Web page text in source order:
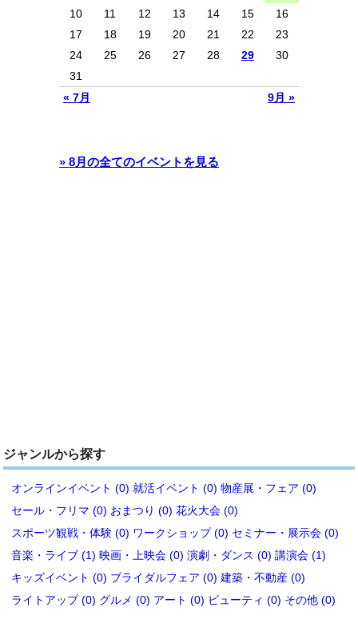
« 7月 9月 »
10
11 12 13 14 15
16
17
18 19 20 21 22
23
24
25 26 27 28 29
30
31
» 8月の全てのイベントを見る
ジャンルから探す
オンラインイベント (0) 就活イベント (0) 物産展・フェア (0)
セール・フリマ (0) おまつり (0) 花火大会 (0)
スポーツ観戦・体験 (0) ワークショップ (0) セミナー・展示会 (0)
音楽・ライブ (1) 映画・上映会 (0) 演劇・ダンス (0) 講演会 (1)
キッズイベント (0) ブライダルフェア (0) 建築・不動産 (0)
ライトアップ (0) グルメ (0) アート (0) ビューティ (0) その他 (0)